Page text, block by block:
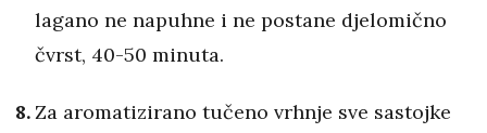
lagano ne napuhne i ne postane djelomično
čvrst, 40-50 minuta.
Za aromatizirano tučeno vrhnje sve sastojke